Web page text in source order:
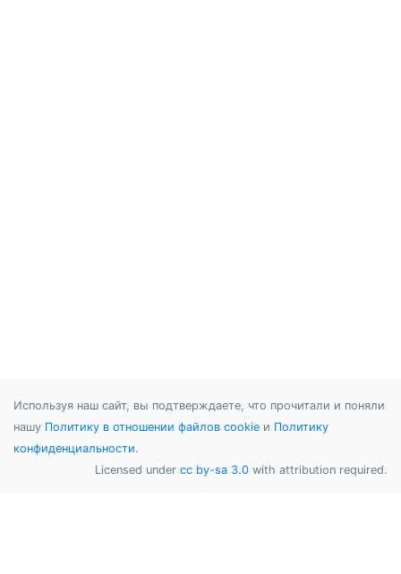
Используя наш сайт, вы подтверждаете, что прочитали и поняли
нашу Политику в отношении файлов cookie и Политику
конфиденциальности.
Licensed under cc by-sa 3.0 with attribution required.